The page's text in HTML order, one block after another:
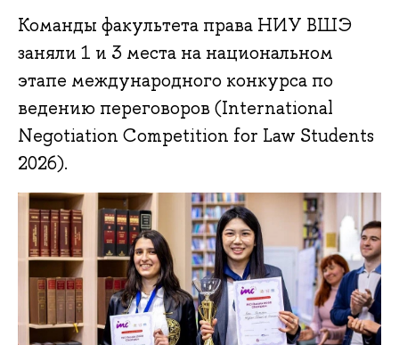
Команды факультета права НИУ ВШЭ
заняли 1 и 3 места на национальном
этапе международного конкурса по
ведению переговоров (International
Negotiation Competition for Law Students
2026).